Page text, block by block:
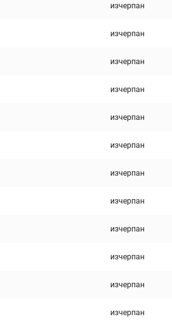
изчерпан
изчерпан
изчерпан
изчерпан
изчерпан
изчерпан
изчерпан
изчерпан
изчерпан
изчерпан
изчерпан
изчерпан